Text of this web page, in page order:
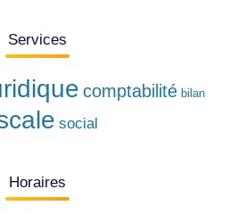
Services
comptabilité bilan
social
Horaires